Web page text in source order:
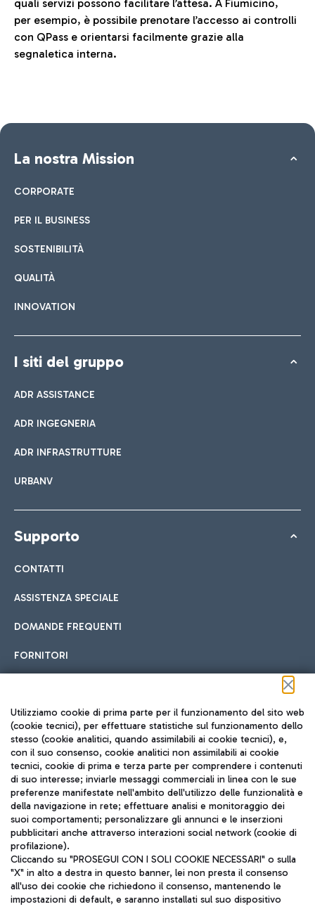
quali servizi possono facilitare l’attesa. A Fiumicino,
per esempio, è possibile prenotare l’accesso ai controlli
con QPass e orientarsi facilmente grazie alla
segnaletica interna.
La nostra Mission
CORPORATE
PER IL BUSINESS
SOSTENIBILITÀ
QUALITÀ
INNOVATION
I siti del gruppo
ADR ASSISTANCE
ADR INGEGNERIA
ADR INFRASTRUTTURE
URBANV
Supporto
CONTATTI
ASSISTENZA SPECIALE
DOMANDE FREQUENTI
FORNITORI
Seguici sui social
TRAVEL JOURNAL
ITA
Utilizziamo cookie di prima parte per il funzionamento del sito web
(cookie tecnici), per effettuare statistiche sul funzionamento dello
stesso (cookie analitici, quando assimilabili ai cookie tecnici), e,
con il suo consenso, cookie analitici non assimilabili ai cookie
tecnici, cookie di prima e terza parte per comprendere i contenuti
di suo interesse; inviarle messaggi commerciali in linea con le sue
preferenze manifestate nell'ambito dell'utilizzo delle funzionalità e
della navigazione in rete; effettuare analisi e monitoraggio dei
suoi comportamenti; personalizzare gli annunci e le inserzioni
pubblicitari anche attraverso interazioni social network (cookie di
profilazione).
Cliccando su "PROSEGUI CON I SOLI COOKIE NECESSARI" o sulla
"X" in alto a destra in questo banner, lei non presta il consenso
all'uso dei cookie che richiedono il consenso, mantenendo le
impostazioni di default, e saranno installati sul suo dispositivo